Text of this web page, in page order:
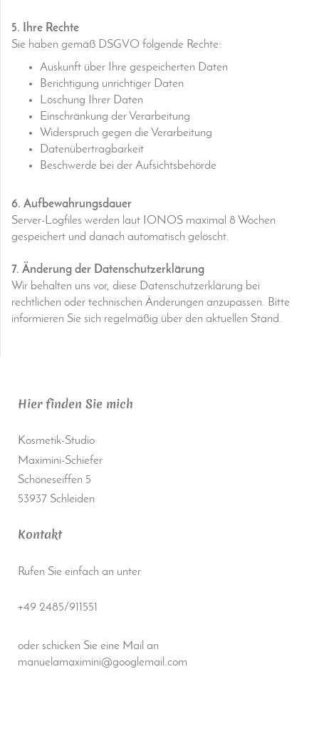
5. Ihre Rechte
Sie haben gemäß DSGVO folgende Rechte:
Auskunft über Ihre gespeicherten Daten
Berichtigung unrichtiger Daten
Löschung Ihrer Daten
Einschränkung der Verarbeitung
Widerspruch gegen die Verarbeitung
Datenübertragbarkeit
Beschwerde bei der Aufsichtsbehörde
6. Aufbewahrungsdauer
Server-Logfiles werden laut IONOS maximal 8 Wochen
gespeichert und danach automatisch gelöscht.
7. Änderung der Datenschutzerklärung
Wir behalten uns vor, diese Datenschutzerklärung bei
rechtlichen oder technischen Änderungen anzupassen. Bitte
informieren Sie sich regelmäßig über den aktuellen Stand.
Hier finden Sie mich
Kosmetik-Studio
Maximini-Schiefer
Schöneseiffen 5
53937 Schleiden
Kontakt
Rufen Sie einfach an unter
+49 2485/911551
oder schicken Sie eine Mail an
manuelamaximini@googlemail.com